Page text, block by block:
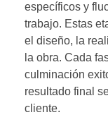
específicos y
trabajo. Estas
el diseño, la
la obra. Cada
culminación
resultado final
cliente.